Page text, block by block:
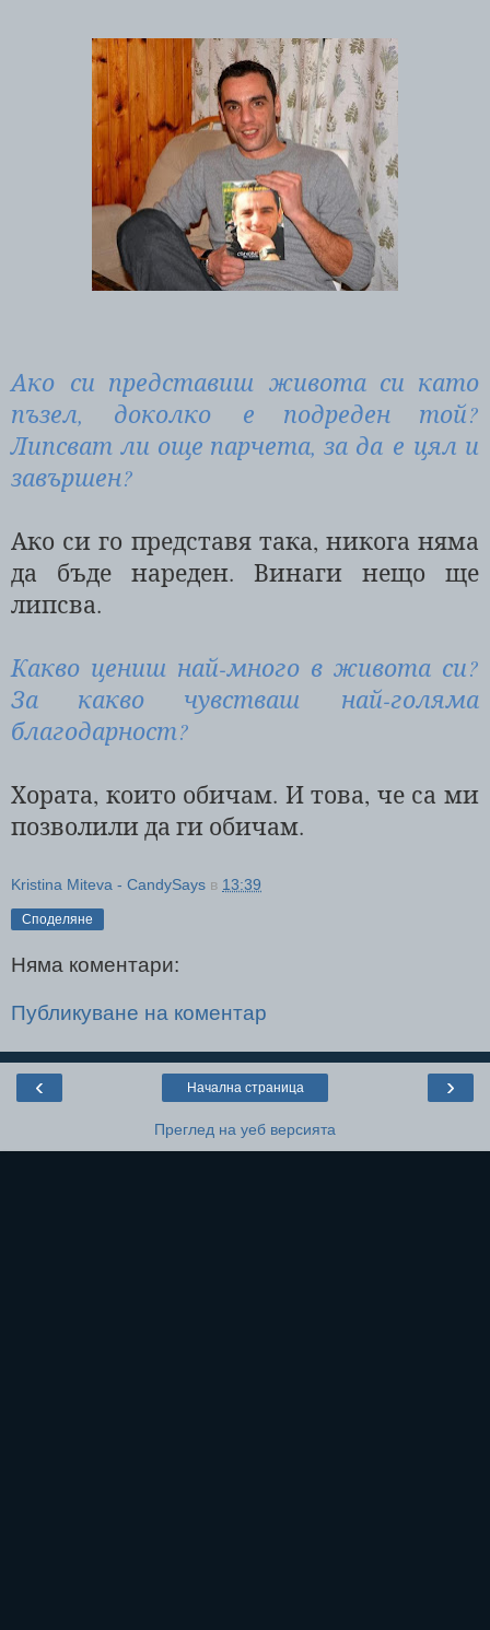
Ако си представиш живота си като
пъзел, доколко е подреден той?
Липсват ли още парчета, за да е цял и
завършен?
Ако си го представя така, никога няма
да бъде нареден. Винаги нещо ще
липсва.
Какво цениш най-много в живота си?
За какво чувстваш най-голяма
благодарност?
Хората, които обичам. И това, че са ми
позволили да ги обичам.
Kristina Miteva - CandySays в 13:39
Споделяне
Няма коментари:
Публикуване на коментар
‹ ›
Начална страница
Преглед на уеб версията